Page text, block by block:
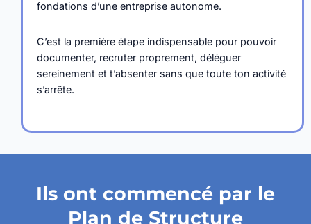
fondations d’une entreprise autonome.
C’est la première étape indispensable pour pouvoir
documenter, recruter proprement, déléguer
sereinement et t’absenter sans que toute ton activité
s’arrête.
Ils ont commencé par le
Plan de Structure